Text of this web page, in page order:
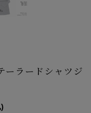
ラードシャツジ